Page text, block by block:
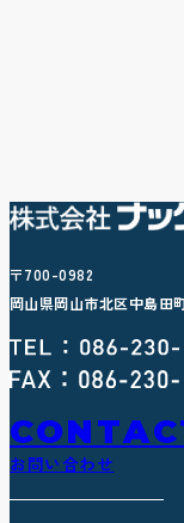
〒700-0982
岡山県岡山市北区中島
お問い合わせ